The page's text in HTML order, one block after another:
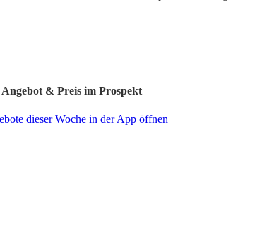
& Preis im Prospekt
dieser Woche in der App öffnen